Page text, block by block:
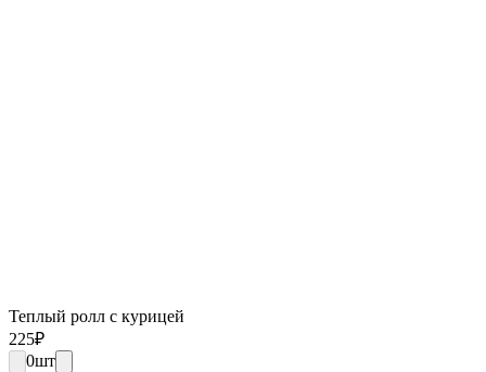
Теплый ролл с курицей
225₽
0шт